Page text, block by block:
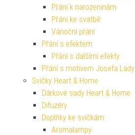
Přání k narozeninám
Přání ke svatbě
Vánoční přání
Přání s efektem
Přání s dalšími efekty
Přání s motivem Josefa Lady
Svíčky Heart & Home
Dárkové sady Heart & Home
Difuzéry
Doplňky ke svíčkám
Aromalampy